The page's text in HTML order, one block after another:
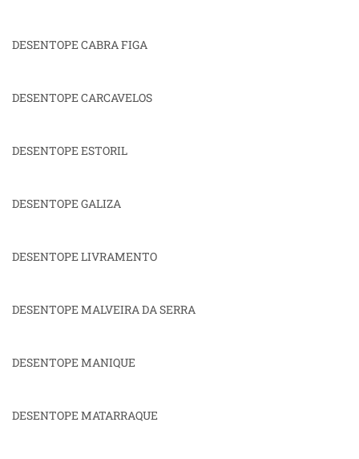
DESENTOPE CABRA FIGA
DESENTOPE CARCAVELOS
DESENTOPE ESTORIL
DESENTOPE GALIZA
DESENTOPE LIVRAMENTO
DESENTOPE MALVEIRA DA SERRA
DESENTOPE MANIQUE
DESENTOPE MATARRAQUE